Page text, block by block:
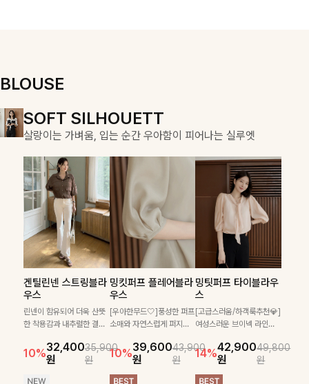
기기 좋아요 ✨
BLOUSE
SOFT SILHOUETT
살랑이는 가벼움, 입는 순간 우아함이 피어나는 실루엣
겐틸린넨 스트링블라
우스
린넨이 함유되어 더욱 산뜻
한 착용감과 내추럴한 결감
🌿 밑단 스트링 디테일로 핏
을 취향에 맞게 연출할 수
10%32,400
원
35,900
원
밍킷퍼프 플레어블라
우스
[우아한무드🤍]풍성한 퍼프
소매와 자연스럽게 퍼지는
운 무드를 완성해주는 블라
우스 🤍 체형을 자연스럽게
커버해주며 걸을 때마다 살
10%39,600
원
43,900
원
밍팃퍼프 타이블라우
스
[고급스러움/하객룩추천💎]
여성스러운 브이넥 라인과
아한 무드를 완성해주는 7
부 블라우스 🤍 여유로운 7
부 소매로 편안하게 착용되
14%42,900
원
49,800
원
COZY ESSENTIAL
매일의 일상을 부드럽게 감싸줄 니트 컬렉션
폴딘울 골지유넥니트
은은하게 더해진 울 함유
소재로 포근하면서도 가볍
게 착용되는 니트예요🧶 세
림한 실루엣을 연출해주며,
부드러운 신축성까지 더해
24,300
원
원
리뷰 카운트 영역
칠스트라이프 카라7
부니트
[골드버튼/클래식무드🤍]
스트라이프 패턴으로 데일
이템입니다 카라넥 디자인
으로 깔끔한 이미지로 만들
10%31,900
원
35,400
원
푼스트라이프 카라니
트
산뜻한 스트라이프 패턴과
카라, 버튼 디테일이 어우
무드를 완성해주는 니트 🤍
부드럽고 가벼운 착용감으
10%26,100
원
28,900
원
DOUBLE THE JOY
함께할 때 더욱 완벽한, 합리적인 선택으로 채우는 즐거움
필첸체크 스트링블라
우스+플레어스커트
SET
[활용도 좋은 투피스]은은한
테일이 어우러진 투피스 세트
입니다. 여유로운 상의와 풍
성하게 퍼지는 롱스커트가 자
42,900
원
49,800
캠릿리본 뷔스티에원
피스+티셔츠SET
[여름코디추천👍]뷔스티에
원피스와 티셔츠가 세트로 구
도 높은 스타일링을 연출해주
는 아이템 🤍 레이어드한 듯
센스 있는 무드로 데일리하게
14%39,900
원
46,300
원
테킷미 레터링티셔츠
+반바지SET
[데일리부터 여행룩까지]감
각적인 레터링 티셔츠와 플레
세트 아이템으로, 편안하면서
도 캐주얼한 꾸안꾸룩을 완성
해드립니다 ✨🩵
18%29,900
원
36,400
원